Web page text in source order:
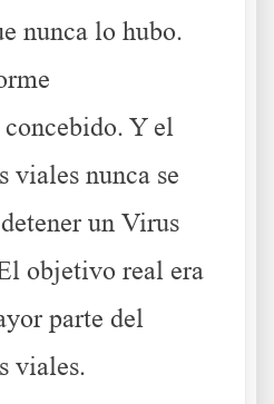
nunca lo hubo.
Y el
viales nunca se
un Virus
objetivo real era
parte del
viales.